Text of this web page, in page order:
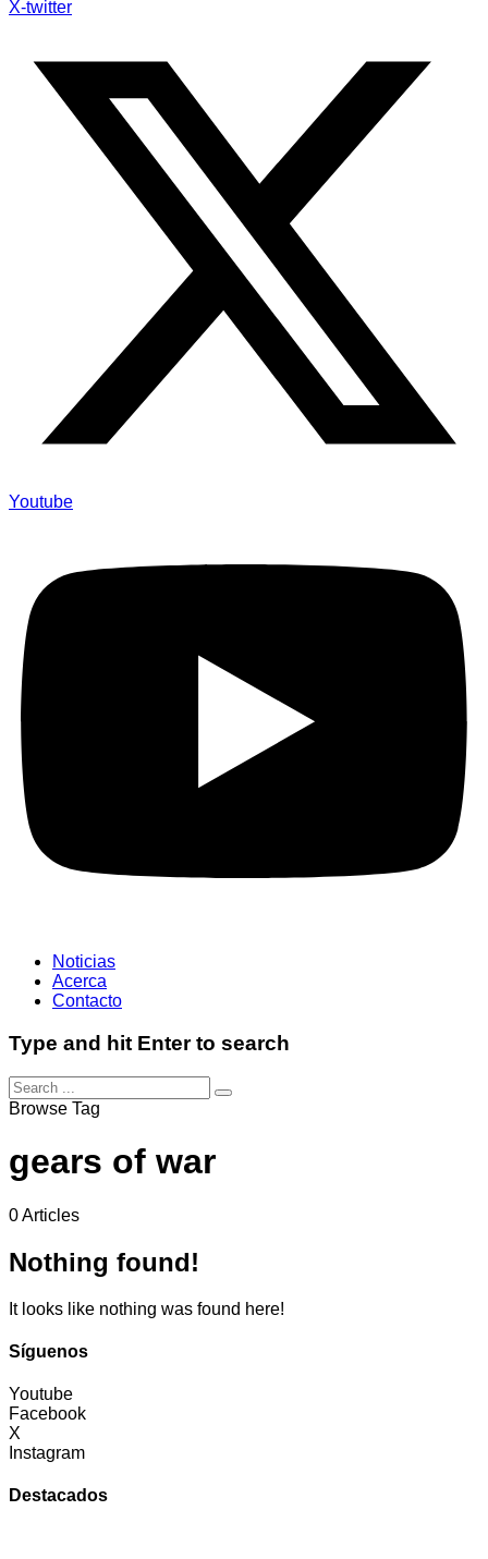
X-twitter
Youtube
Noticias
Acerca
Contacto
Type and hit Enter to search
Browse Tag
gears of war
0 Articles
Nothing found!
It looks like nothing was found here!
Síguenos
Youtube
Facebook
X
Instagram
Destacados